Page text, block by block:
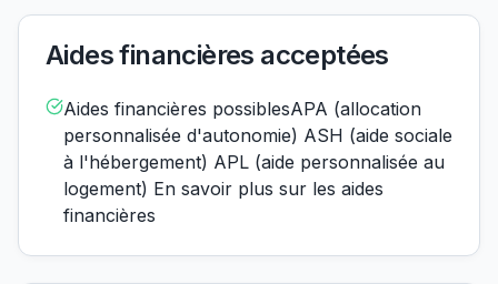
Aides financières acceptées
Aides financières possiblesAPA (allocation
personnalisée d'autonomie) ASH (aide sociale
à l'hébergement) APL (aide personnalisée au
logement) En savoir plus sur les aides
financières